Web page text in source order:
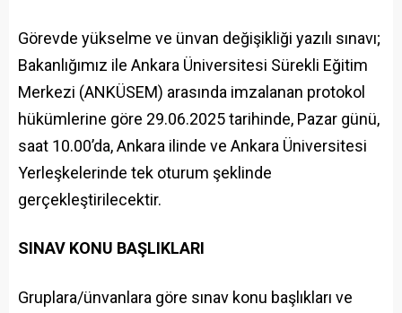
Görevde yükselme ve ünvan değişikliği yazılı sınavı;
Bakanlığımız ile Ankara Üniversitesi Sürekli Eğitim
Merkezi (ANKÜSEM) arasında imzalanan protokol
hükümlerine göre 29.06.2025 tarihinde, Pazar günü,
saat 10.00’da, Ankara ilinde ve Ankara Üniversitesi
Yerleşkelerinde tek oturum şeklinde
gerçekleştirilecektir.
SINAV KONU BAŞLIKLARI
Gruplara/ünvanlara göre sınav konu başlıkları ve